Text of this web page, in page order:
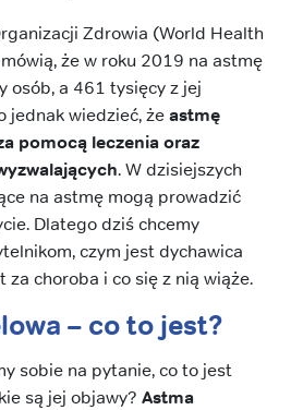
Zdrowia (World Health
że w roku 2019 na astmę
osób, a 461 tysięcy z jej
jednak wiedzieć, żeastmę
pomocą leczenia oraz
. W dzisiejszych
na astmę mogą prowadzić
Dlatego dziś chcemy
czym jest dychawica
za choroba i co się z nią wiąże.
– co to jest?
sobie na pytanie, co to jest
są jej objawy? Astma